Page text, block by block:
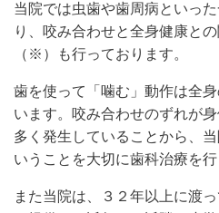
当院では虫歯や歯周病といっ
り、咬み合わせと全身健康と
（※）も行っております。
歯を使って「噛む」動作は全
います。咬み合わせのずれが
多く発生していることから、
いうことを大切に歯科治療を行
また当院は、３２年以上に渡